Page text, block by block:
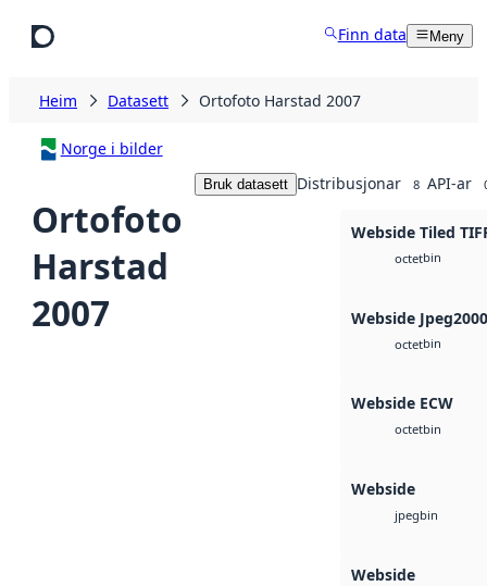
Finn data Meny
Heim Datasett Ortofoto Harstad 2007
Norge i bilder
Ortofoto
Harstad
2007
Bruk datasett Distribusjonar 8 API-ar
Webside Tiled
octetbin
Webside Jpeg2000
octetbin
Webside ECW
octetbin
Webside
jpegbin
Webside